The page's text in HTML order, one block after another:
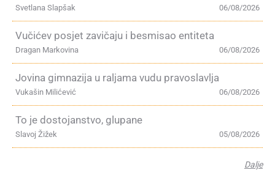
06/08/2026
Svetlana Slapšak
Vučićev posjet zavičaju i besmisao entiteta
06/08/2026
Dragan Markovina
Jovina gimnazija u raljama vudu pravoslavlja
06/08/2026
Vukašin Milićević
To je dostojanstvo, glupane
05/08/2026
Slavoj Žižek
Dalje